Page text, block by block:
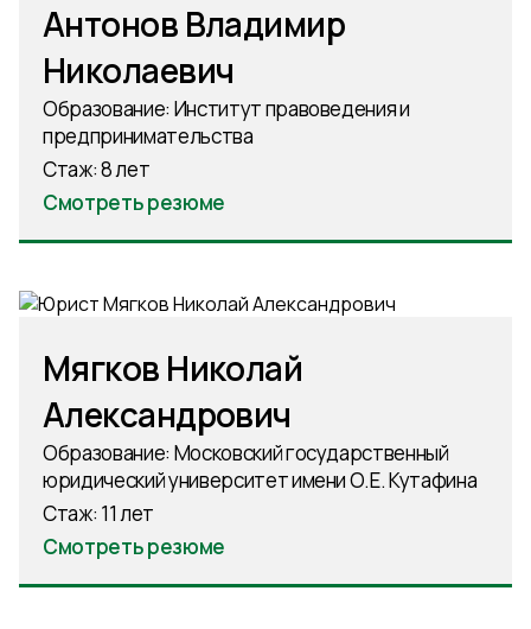
Антонов Владимир
Николаевич
Образование: Институт правоведения и
предпринимательства
Стаж: 8 лет
Смотреть резюме
Мягков Николай
Александрович
Образование: Московский государственный
юридический университет имени О.Е. Кутафина
Стаж: 11 лет
Смотреть резюме